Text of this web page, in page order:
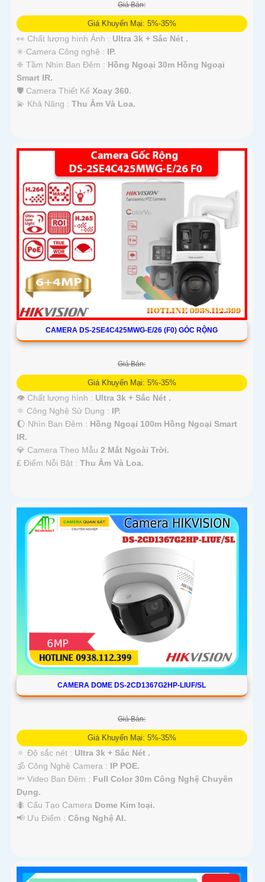
Giá Bán:
Giá Khuyến Mại: 5%-35%
👀 Chất lượng hình Ảnh : Ultra 3k + Sắc Nét .
✳️ Camera Công nghệ : IP.
❈ Tầm Nhìn Ban Đêm : Hồng Ngoại 30m Hồng Ngoại
Smart IR.
🛡 Camera Thiết Kế Xoay 360.
️💫 Khả Năng : Thu Âm Và Loa.
CAMERA DS-2SE4C425MWG-E/26 (F0) GÓC RỘNG
Giá Bán:
Giá Khuyến Mại: 5%-35%
👁 Chất lượng hình : Ultra 3k + Sắc Nét .
⚛️ Công Nghệ Sử Dụng : IP.
🌔 Nhìn Ban Đêm : Hồng Ngoại 100m Hồng Ngoại Smart
IR.
💎 Camera Theo Mẫu 2 Mắt Ngoài Trời.
️₤ Điểm Nỗi Bật : Thu Âm Và Loa.
CAMERA DOME DS-2CD1367G2HP-LIUF/SL
Giá Bán:
Giá Khuyến Mại: 5%-35%
🔅 Độ sắc nét : Ultra 3k + Sắc Nét .
🕉️ Công Nghệ Camera : IP POE.
🔦 Video Ban Đêm : Full Color 30m Công Nghệ Chuyên
Dụng.
🐜 Cấu Tạo Camera Dome Kim loại.
️📢 Ưu Điểm : Công Nghệ AI.